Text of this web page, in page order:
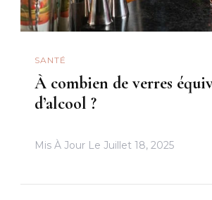
SANTÉ
À combien de verres
d’alcool ?
Mis À Jour Le Juillet 18, 2025